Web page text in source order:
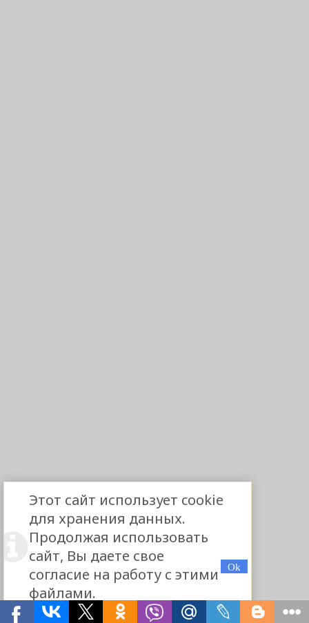
Этот сайт использует cookie
для хранения данных.
Продолжая использовать
сайт, Вы даете свое
согласие на работу с этими
файлами.